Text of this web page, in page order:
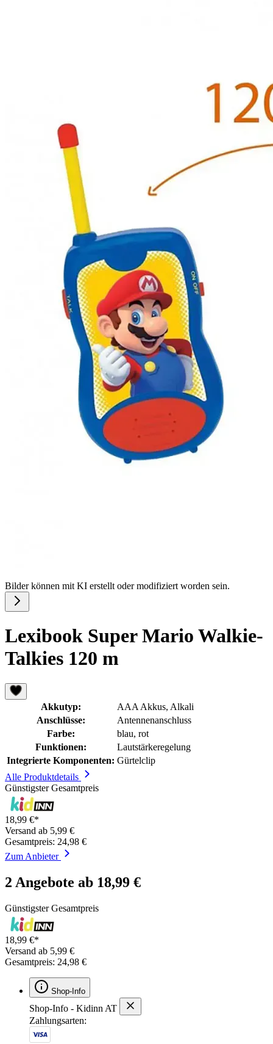
Bilder können mit KI erstellt oder modifiziert worden sein.
Lexibook Super Mario Walkie-
Talkies 120 m
Akkutyp:
AAA Akkus, Alkali
Anschlüsse:
Antennenanschluss
Farbe:
blau, rot
Funktionen:
Lautstärkeregelung
Integrierte Komponenten: Gürtelclip
Alle Produktdetails
Günstigster Gesamtpreis
18,99 €*
Versand ab 5,99 €
Gesamtpreis: 24,98 €
Zum Anbieter
2 Angebote ab 18,99 €
Günstigster Gesamtpreis
18,99 €*
Versand ab 5,99 €
Gesamtpreis: 24,98 €
Shop-Info
Shop-Info - Kidinn AT
Zahlungsarten: